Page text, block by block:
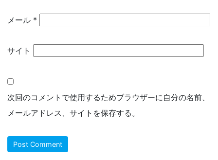
メール *
サイト
次回のコメントで使用するためブラウザーに自分の名前、
メールアドレス、サイトを保存する。